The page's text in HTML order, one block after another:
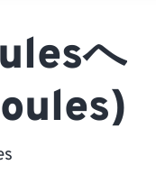
へ